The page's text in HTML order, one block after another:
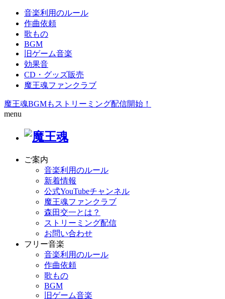
音楽利用のルール
作曲依頼
歌もの
BGM
旧ゲーム音楽
効果音
CD・グッズ販売
魔王魂ファンクラブ
魔王魂BGMもストリーミング配信開始！
menu
ご案内
音楽利用のルール
新着情報
公式YouTubeチャンネル
魔王魂ファンクラブ
森田交一とは？
ストリーミング配信
お問い合わせ
フリー音楽
音楽利用のルール
作曲依頼
歌もの
BGM
旧ゲーム音楽